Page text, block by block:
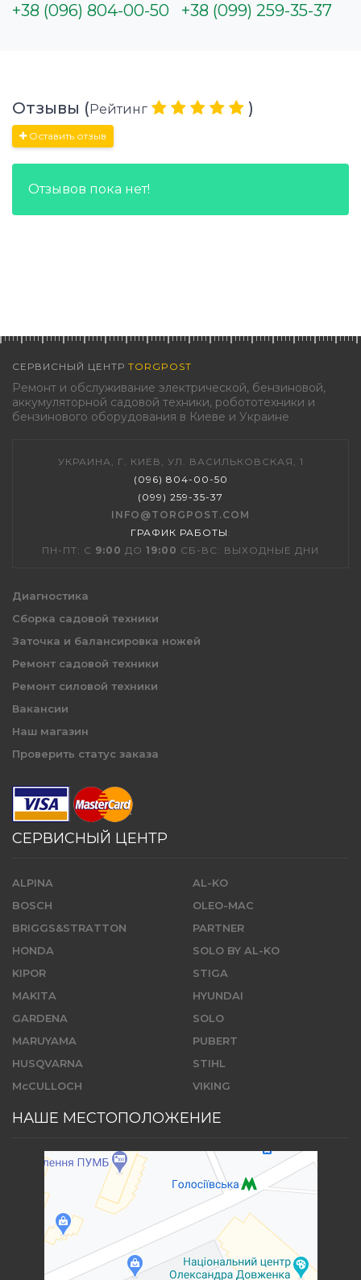
+38 (096) 804-00-50
+38 (099) 259-35-37
Отзывы ( Рейтинг )
Оставить отзыв
Отзывов пока нет!
СЕРВИСНЫЙ ЦЕНТР TORGPOST
Ремонт и обслуживание электрической, бензиновой,
аккумуляторной садовой техники, робототехники и
бензинового оборудования в Киеве и Украине
УКРАИНА, Г. КИЕВ, УЛ. ВАСИЛЬКОВСКАЯ, 1
(096) 804-00-50
(099) 259-35-37
INFO@TORGPOST.COM
ГРАФИК РАБОТЫ :
ПН-ПТ: С 9:00 ДО 19:00 СБ-ВС: ВЫХОДНЫЕ ДНИ
Диагностика
Сборка садовой техники
Заточка и балансировка ножей
Ремонт садовой техники
Ремонт силовой техники
Вакансии
Наш магазин
Проверить статус заказа
СЕРВИСНЫЙ ЦЕНТР
ALPINA
BOSCH
BRIGGS&STRATTON
HONDA
KIPOR
MAKITA
GARDENA
MARUYAMA
HUSQVARNA
McCULLOCH
AL-KO
OLEO-MAC
PARTNER
SOLO BY AL-KO
STIGA
HYUNDAI
SOLO
PUBERT
STIHL
VIKING
НАШЕ МЕСТОПОЛОЖЕНИЕ